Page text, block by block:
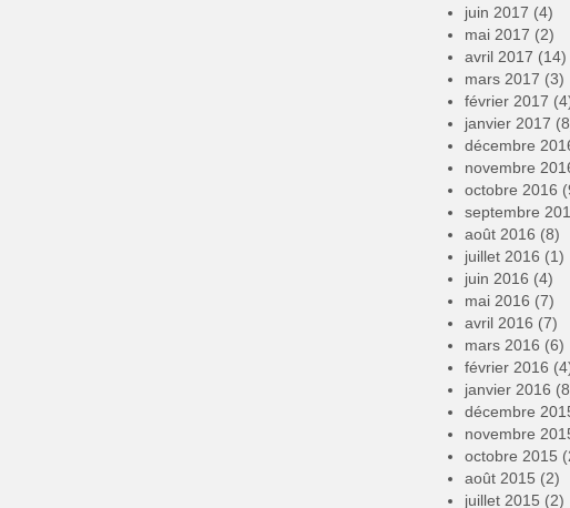
juin 2017 (4)
mai 2017 (2)
avril 2017 (14)
mars 2017 (3)
février 2017
janvier 2017
décembre
novembre
octobre 2016
septembre
août 2016 (8)
juillet 2016 (1)
juin 2016 (4)
mai 2016 (7)
avril 2016 (7)
mars 2016 (6)
février 2016
janvier 2016
décembre
novembre
octobre 2015
août 2015 (2)
juillet 2015 (2)